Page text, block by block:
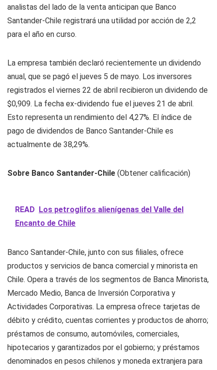
analistas del lado de la venta anticipan que Banco
Santander-Chile registrará una utilidad por acción de 2,2
para el año en curso.
La empresa también declaró recientemente un dividendo
anual, que se pagó el jueves 5 de mayo. Los inversores
registrados el viernes 22 de abril recibieron un dividendo de
$0,909. La fecha ex-dividendo fue el jueves 21 de abril.
Esto representa un rendimiento del 4,27%. El índice de
pago de dividendos de Banco Santander-Chile es
actualmente de 38,29%.
Sobre Banco Santander-Chile (Obtener calificación)
READ Los petroglifos alienígenas del Valle del
Encanto de Chile
Banco Santander-Chile, junto con sus filiales, ofrece
productos y servicios de banca comercial y minorista en
Chile. Opera a través de los segmentos de Banca Minorista,
Mercado Medio, Banca de Inversión Corporativa y
Actividades Corporativas. La empresa ofrece tarjetas de
débito y crédito, cuentas corrientes y productos de ahorro;
préstamos de consumo, automóviles, comerciales,
hipotecarios y garantizados por el gobierno; y préstamos
denominados en pesos chilenos y moneda extranjera para